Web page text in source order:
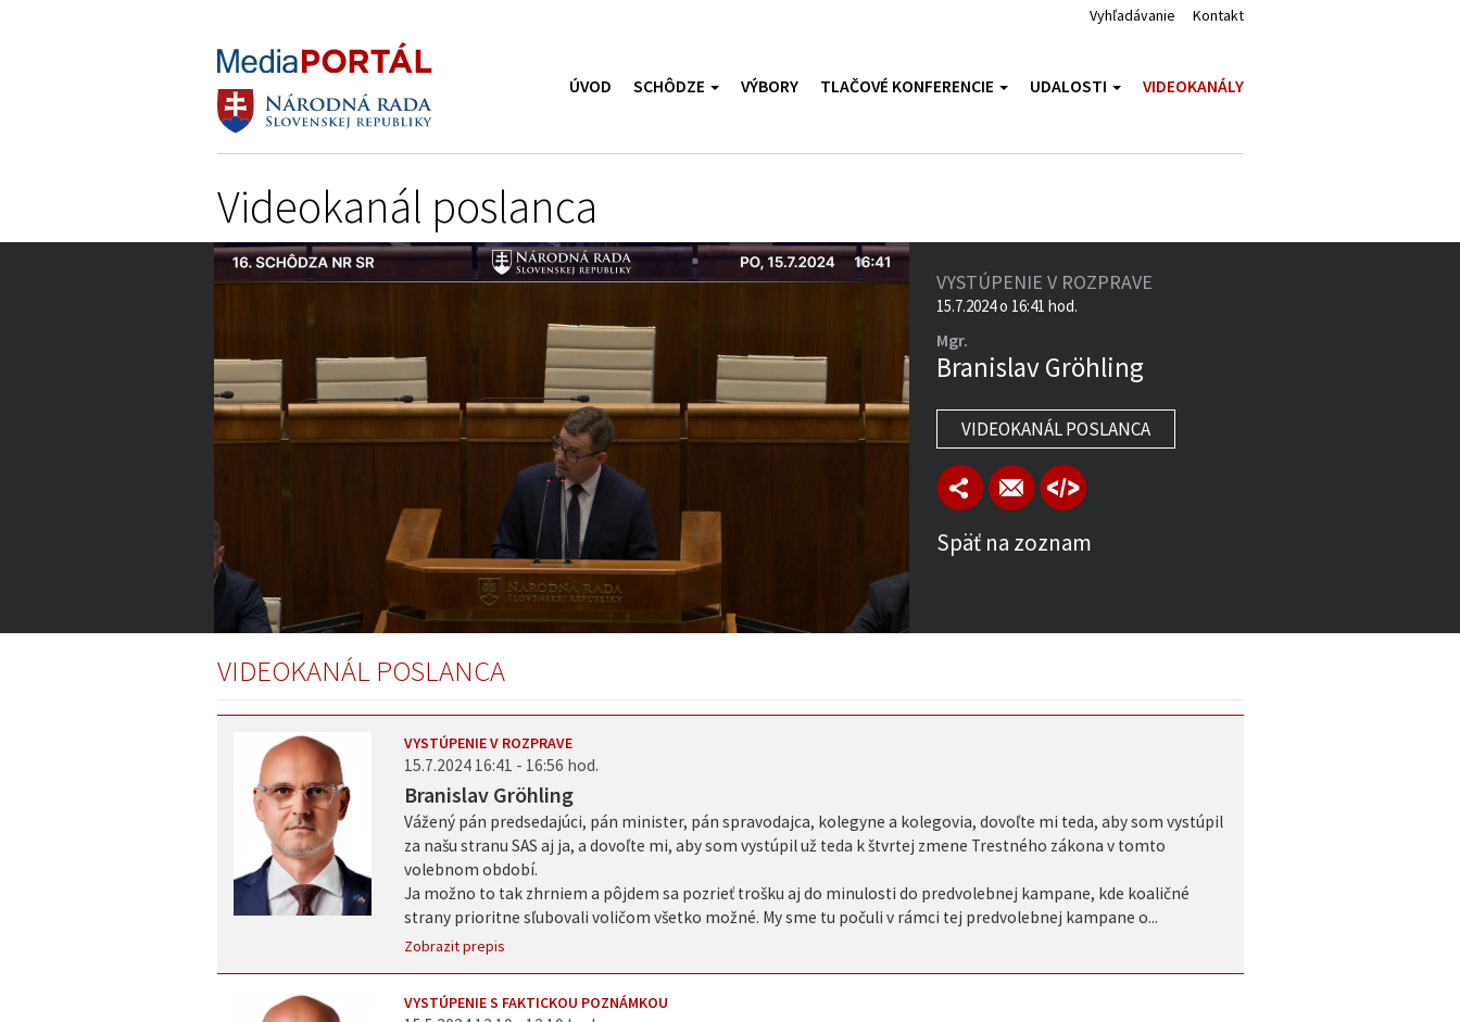
Vyhľadávanie Kontakt
ÚVOD SCHÔDZE VÝBORY TLAČOVÉ KONFERENCIE UDALOSTI VIDEOKANÁLY
Videokanál poslanca
4:45:08 Volume
VYSTÚPENIE V ROZPRAVE
15.7.2024 o 16:41 hod.
Mgr.
Branislav Gröhling
VIDEOKANÁL POSLANCA
Späť na zoznam
VIDEOKANÁL POSLANCA
VYSTÚPENIE V ROZPRAVE
15.7.2024 16:41 - 16:56 hod.
Branislav Gröhling
Vážený pán predsedajúci, pán minister, pán spravodajca, kolegyne a kolegovia, dovoľte mi teda, aby som vystúpil
za našu stranu SAS aj ja, a dovoľte mi, aby som vystúpil už teda k štvrtej zmene Trestného zákona v tomto
volebnom období.
Ja možno to tak zhrniem a pôjdem sa pozrieť trošku aj do minulosti do predvolebnej kampane, kde koaličné
strany prioritne sľubovali voličom všetko možné. My sme tu počuli v rámci tej predvolebnej kampane o...
Zobrazit prepis
VYSTÚPENIE S FAKTICKOU POZNÁMKOU